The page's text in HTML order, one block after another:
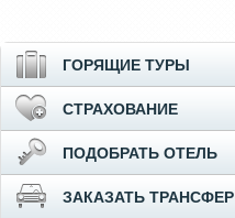
ГОРЯЩИЕ ТУРЫ
СТРАХОВАНИЕ
ПОДОБРАТЬ ОТЕЛЬ
ЗАКАЗАТЬ ТРАНСФЕР